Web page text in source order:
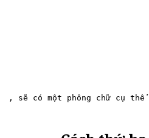
, sẽ có một phông chữ cụ thể